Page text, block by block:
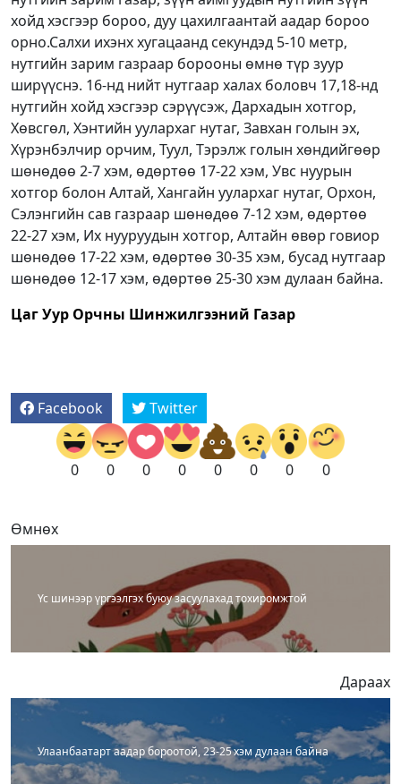
хойд хэсгээр бороо, дуу цахилгаантай аадар бороо
орно.Салхи ихэнх хугацаанд секундэд 5-10 метр,
нутгийн зарим газраар борооны өмнө түр зуур
ширүүснэ. 16-нд нийт нутгаар халах боловч 17,18-нд
нутгийн хойд хэсгээр сэрүүсэж, Дархадын хотгор,
Хөвсгөл, Хэнтийн уулархаг нутаг, Завхан голын эх,
Хүрэнбэлчир орчим, Туул, Тэрэлж голын хөндийгөөр
шөнөдөө 2-7 хэм, өдөртөө 17-22 хэм, Увс нуурын
хотгор болон Алтай, Хангайн уулархаг нутаг, Орхон,
Сэлэнгийн сав газраар шөнөдөө 7-12 хэм, өдөртөө
22-27 хэм, Их нууруудын хотгор, Алтайн өвөр говиор
шөнөдөө 17-22 хэм, өдөртөө 30-35 хэм, бусад нутгаар
шөнөдөө 12-17 хэм, өдөртөө 25-30 хэм дулаан байна.
Цаг Уур Орчны Шинжилгээний Газар
Facebook Twitter
0 0 0 0 0 0 0 0
Өмнөх
Үс шинээр үргээлгэх буюу засуулахад тохиромжтой
Дараах
Улаанбаатарт аадар бороотой, 23-25 хэм дулаан байна